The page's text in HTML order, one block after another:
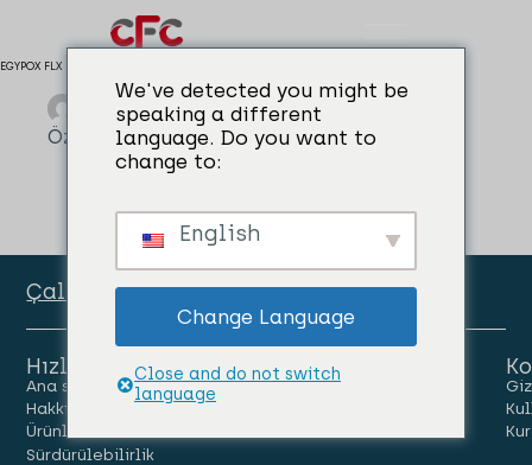
EGYPOX FLX
admin
04/04/2024
Özel Epoksi Sistemleri
Çalışan Portalı
Hızlı Linkler
Ana sayfa
Hakkımızda
Ürünler
Sürdürülebilirlik
İnsanlar
Haberler
Kariyer
We've detected you might be
speaking a different
language. Do you want to
change to:
English
Change Language
Close and do not switch
language